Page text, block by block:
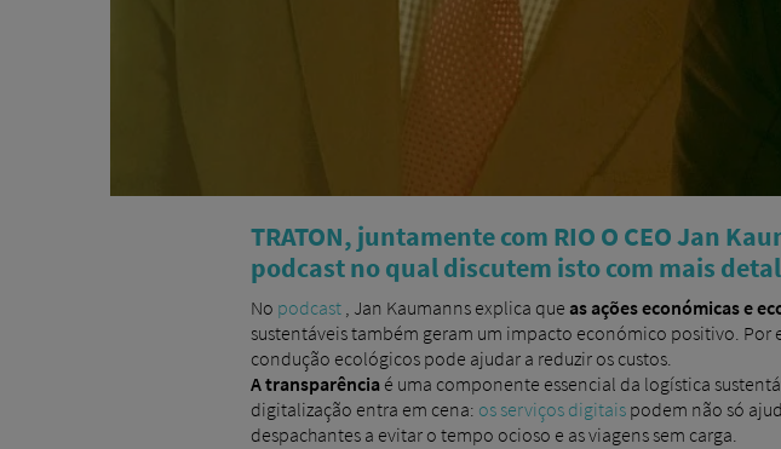
TRATON, juntamente com RIO O CEO Jan
podcast no qual discutem isto com mais
No podcast, Jan Kaumanns explica que as ações económicas e
sustentáveis ​​também geram um impacto económico positivo.
condução ecológicos pode ajudar a reduzir os custos.
A transparênciaé uma componente essencial da logística
digitalização entra em cena: os serviços digitaispodem não só
despachantes a evitar o tempo ocioso e as viagens sem carga.